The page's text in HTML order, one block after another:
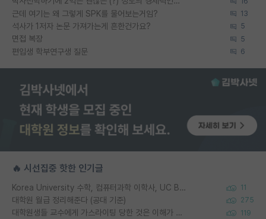
근데 여기는 왜 그렇게 SPK를 물어보는거임? 13
석사가 1저자 논문 가져가는게 흔한건가요? 5
면접 복장 5
편입생 학부연구생 질문 6
🔥 시선집중 핫한 인기글
Korea University 수학, 컴퓨터과학 이학사, UC Berkeley 산업공학 대학원 공학박사가 되는 것은 쉽지 않겠죠? 11
대학원 월급 정리해준다 (공대 기준) 275
대학원생들 교수에게 가스라이팅 당한 것은 이해가 갑니다. 안타깝네요. 119